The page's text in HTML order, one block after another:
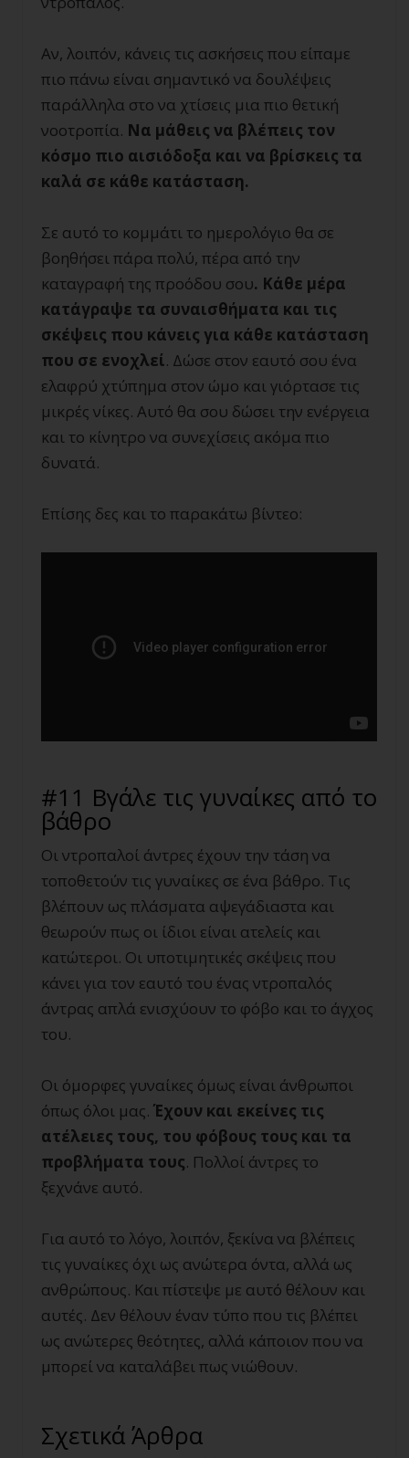
Αν, λοιπόν, κάνεις τις ασκήσεις που είπαμε
πιο πάνω είναι σημαντικό να δουλέψεις
παράλληλα στο να χτίσεις μια πιο θετική
νοοτροπία. Να μάθεις να βλέπεις τον
κόσμο πιο αισιόδοξα και να βρίσκεις τα
καλά σε κάθε κατάσταση.
Σε αυτό το κομμάτι το ημερολόγιο θα σε
βοηθήσει πάρα πολύ, πέρα από την
καταγραφή της προόδου σου. Κάθε μέρα
κατάγραψε τα συναισθήματα και τις
σκέψεις που κάνεις για κάθε κατάσταση
που σε ενοχλεί. Δώσε στον εαυτό σου ένα
ελαφρύ χτύπημα στον ώμο και γιόρτασε τις
μικρές νίκες. Αυτό θα σου δώσει την ενέργεια
και το κίνητρο να συνεχίσεις ακόμα πιο
δυνατά.
Επίσης δες και το παρακάτω βίντεο:
#11 Βγάλε τις γυναίκες από το
βάθρο
Οι ντροπαλοί άντρες έχουν την τάση να
τοποθετούν τις γυναίκες σε ένα βάθρο. Τις
βλέπουν ως πλάσματα αψεγάδιαστα και
θεωρούν πως οι ίδιοι είναι ατελείς και
κατώτεροι. Οι υποτιμητικές σκέψεις που
κάνει για τον εαυτό του ένας ντροπαλός
άντρας απλά ενισχύουν το φόβο και το άγχος
του.
Οι όμορφες γυναίκες όμως είναι άνθρωποι
όπως όλοι μας. Έχουν και εκείνες τις
ατέλειες τους, του φόβους τους και τα
προβλήματα τους. Πολλοί άντρες το
ξεχνάνε αυτό.
Για αυτό το λόγο, λοιπόν, ξεκίνα να βλέπεις
τις γυναίκες όχι ως ανώτερα όντα, αλλά ως
ανθρώπους. Και πίστεψε με αυτό θέλουν και
αυτές. Δεν θέλουν έναν τύπο που τις βλέπει
ως ανώτερες θεότητες, αλλά κάποιον που να
μπορεί να καταλάβει πως νιώθουν.
Σχετικά Άρθρα